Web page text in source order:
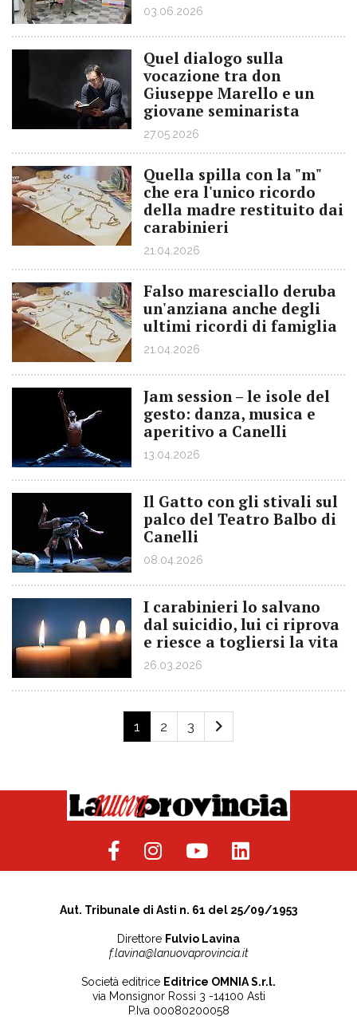
03.06.2026
Quel dialogo sulla
vocazione tra don
Giuseppe Marello e un
giovane seminarista
27.05.2026
Quella spilla con la "m"
che era l'unico ricordo
della madre restituito dai
carabinieri
21.04.2026
Falso maresciallo deruba
un'anziana anche degli
ultimi ricordi di famiglia
21.04.2026
Jam session – le isole del
gesto: danza, musica e
aperitivo a Canelli
13.04.2026
Il Gatto con gli stivali sul
palco del Teatro Balbo di
Canelli
08.04.2026
I carabinieri lo salvano
dal suicidio, lui ci riprova
e riesce a togliersi la vita
26.03.2026
1 2 3
Aut. Tribunale di Asti n. 61 del 25/09/1953
Direttore Fulvio Lavina
f.lavina@lanuovaprovincia.it
Società editrice Editrice OMNIA S.r.l.
via Monsignor Rossi 3 -14100 Asti
P.Iva 00080200058